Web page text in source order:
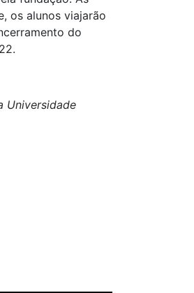
os alunos viajarão
do
Universidade